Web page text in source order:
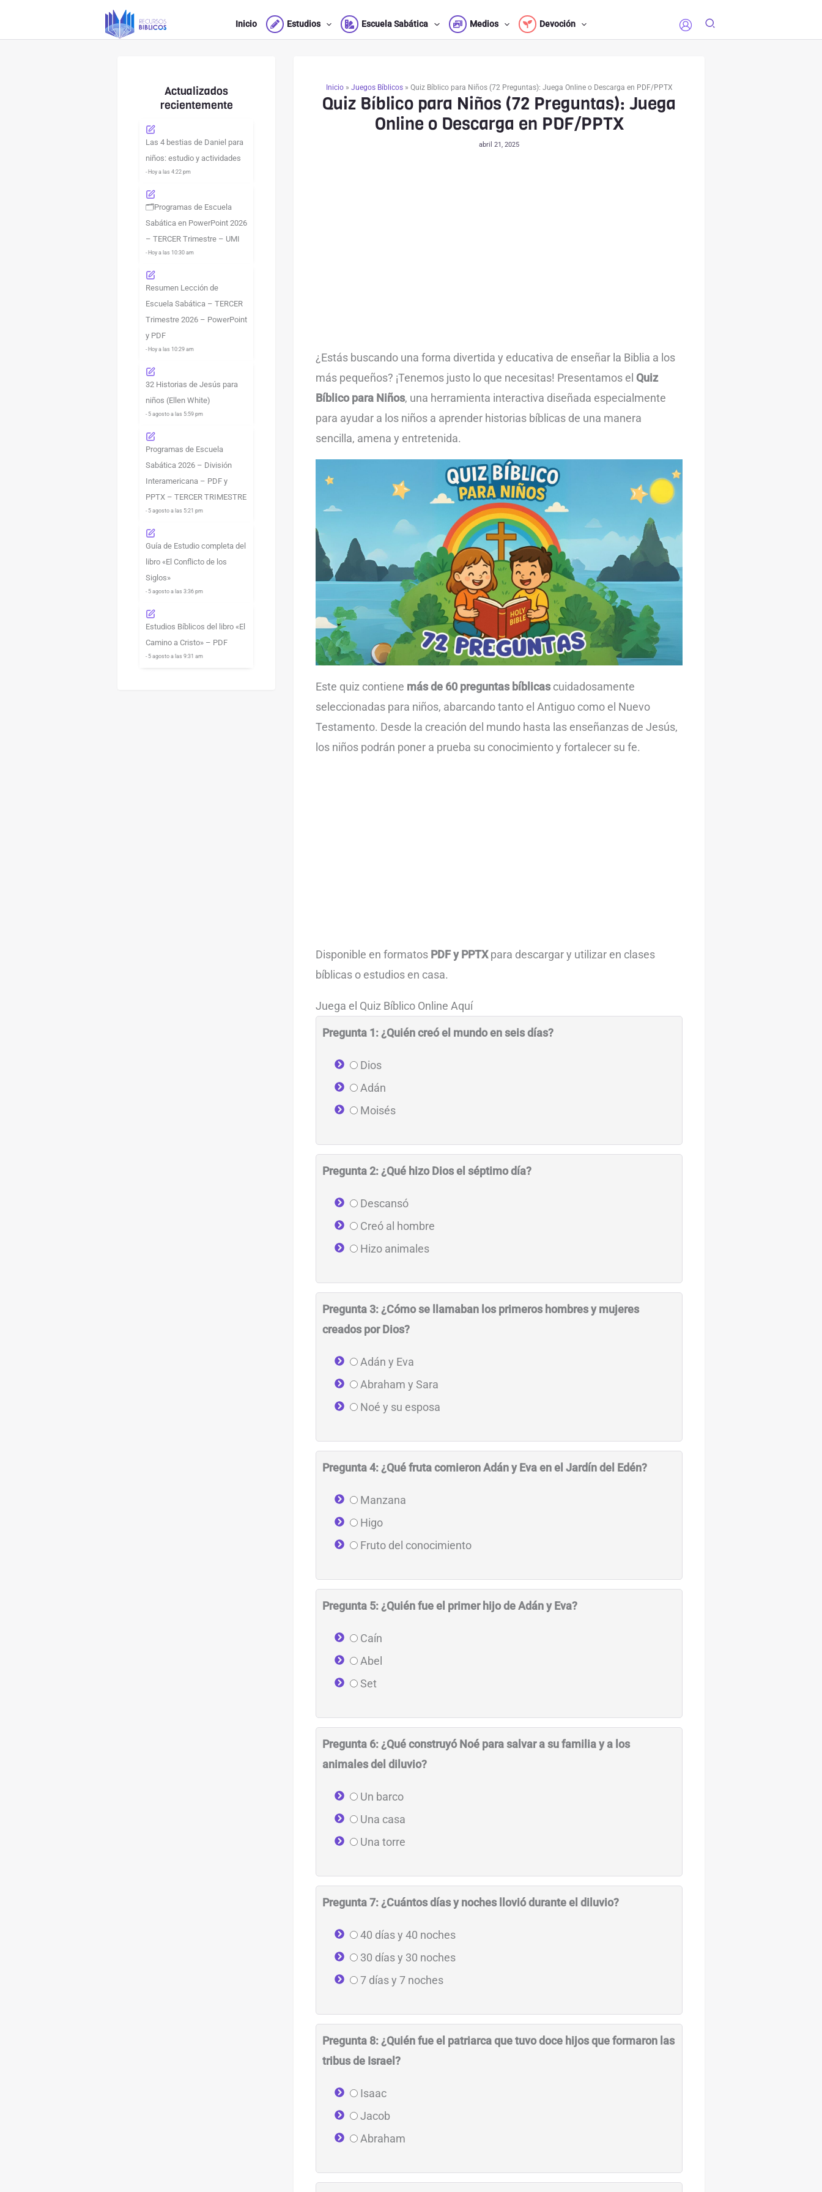
Inicio Estudios Escuela Sabática Medios Devoción
Actualizados
recientemente
Las 4 bestias de Daniel para
niños: estudio y actividades
- Hoy a las 4:22 pm
🗂️Programas de Escuela
Sabática en PowerPoint 2026
– TERCER Trimestre – UMI
- Hoy a las 10:30 am
Resumen Lección de
Escuela Sabática – TERCER
Trimestre 2026 – PowerPoint
y PDF
- Hoy a las 10:29 am
32 Historias de Jesús para
niños (Ellen White)
- 5 agosto a las 5:59 pm
Programas de Escuela
Sabática 2026 – División
Interamericana – PDF y
PPTX – TERCER TRIMESTRE
- 5 agosto a las 5:21 pm
Guía de Estudio completa del
libro «El Conflicto de los
Siglos»
- 5 agosto a las 3:36 pm
Estudios Bíblicos del libro «El
Camino a Cristo» – PDF
- 5 agosto a las 9:31 am
Inicio» Juegos Bíblicos» Quiz Bíblico para Niños (72 Preguntas): Juega Online o Descarga en PDF/PPTX
Quiz Bíblico para Niños (72 Preguntas): Juega
Online o Descarga en PDF/PPTX
abril 21, 2025
¿Estás buscando una forma divertida y educativa de enseñar la Biblia a los
más pequeños? ¡Tenemos justo lo que necesitas! Presentamos el Quiz
Bíblico para Niños, una herramienta interactiva diseñada especialmente
para ayudar a los niños a aprender historias bíblicas de una manera
sencilla, amena y entretenida.
Este quiz contiene más de 60 preguntas bíblicascuidadosamente
seleccionadas para niños, abarcando tanto el Antiguo como el Nuevo
Testamento. Desde la creación del mundo hasta las enseñanzas de Jesús,
los niños podrán poner a prueba su conocimiento y fortalecer su fe.
Disponible en formatos PDF y PPTXpara descargar y utilizar en clases
bíblicas o estudios en casa.
Juega el Quiz Bíblico Online Aquí
Pregunta 1: ¿Quién creó el mundo en seis días?
Dios
Adán
Moisés
Pregunta 2: ¿Qué hizo Dios el séptimo día?
Descansó
Creó al hombre
Hizo animales
Pregunta 3: ¿Cómo se llamaban los primeros hombres y mujeres
creados por Dios?
Adán y Eva
Abraham y Sara
Noé y su esposa
Pregunta 4: ¿Qué fruta comieron Adán y Eva en el Jardín del Edén?
Manzana
Higo
Fruto del conocimiento
Pregunta 5: ¿Quién fue el primer hijo de Adán y Eva?
Caín
Abel
Set
Pregunta 6: ¿Qué construyó Noé para salvar a su familia y a los
animales del diluvio?
Un barco
Una casa
Una torre
Pregunta 7: ¿Cuántos días y noches llovió durante el diluvio?
40 días y 40 noches
30 días y 30 noches
7 días y 7 noches
Pregunta 8: ¿Quién fue el patriarca que tuvo doce hijos que formaron las
tribus de Israel?
Isaac
Jacob
Abraham